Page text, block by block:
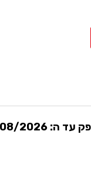
06/08/2026